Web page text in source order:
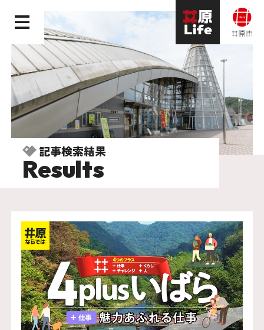
記事検索結果
Results